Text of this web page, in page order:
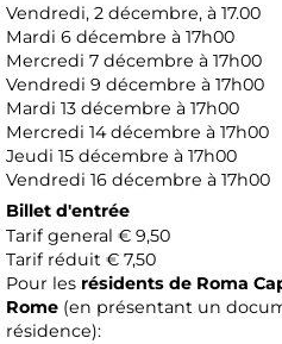
Vendredi, 2 décembre, à 17.00
Mardi 6 décembre à 17h00
Mercredi 7 décembre à 17h00
Vendredi 9 décembre à 17h00
Mardi 13 décembre à 17h00
Mercredi 14 décembre à 17h00
Jeudi 15 décembre à 17h00
Vendredi 16 décembre à 17h00
Billet d'entrée
Tarif general € 9,50
Tarif réduit € 7,50
Pour les résidents de Roma
Rome (en présentant un
résidence):